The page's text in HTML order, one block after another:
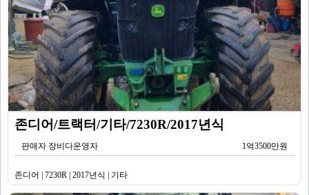
존디어/트랙터/기타/7230R/2017년식
판매자 장비다운영자 1억3500만원
존디어 | 7230R | 2017년식 | 기타